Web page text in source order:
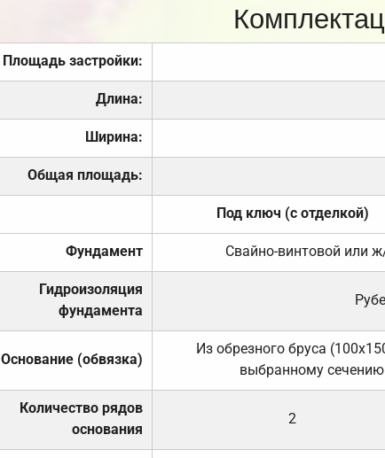
Площадь застройки:
Длина:
Ширина:
Общая площадь:
Под ключ (с отделкой)
Фундамент Свайно-винтовой или
Гидроизоляция
фундамента
Основание (обвязка)
Из обрезного бруса
выбранному
Количество рядов
основания
2